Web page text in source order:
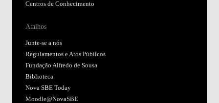
Centros de Conhecimento
Atalhos
Junte-se a nós
Regulamentos e Atos Públicos
Fundação Alfredo de Sousa
Biblioteca
Nova SBE Today
Moodle@NovaSBE